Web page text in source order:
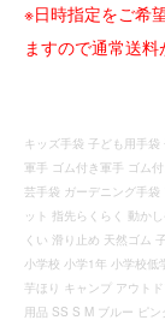
※日時指定をご希
ますので通常送料
キッズ手袋 子ども用手
軍手 ゴム付き軍手 ゴム
芸手袋 ガーデニング手
ット 指先らくらく 動か
くい 滑り止め 天然ゴム
小学校 小学1年 小学校低
芋ほり キャンプ アウト
用品 SS S M ブルー ピ